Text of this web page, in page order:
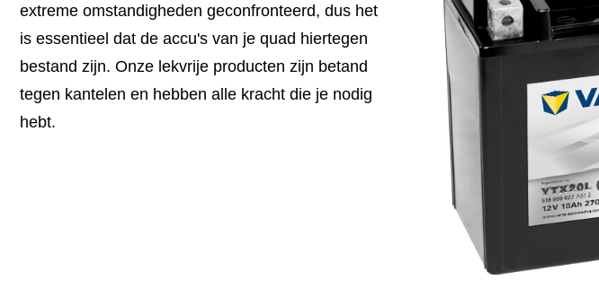
extreme omstandigheden geconfronteerd, dus het
is essentieel dat de accu's van je quad hiertegen
bestand zijn. Onze lekvrije producten zijn betand
tegen kantelen en hebben alle kracht die je nodig
hebt.